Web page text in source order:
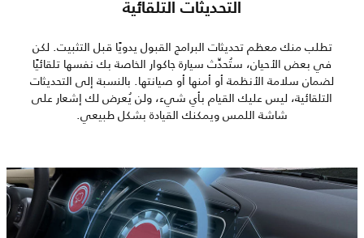
التحديثات التلقائية
تطلب منك معظم تحديثات البرامج القبول يدويًا قبل التثبيت. لكن
في بعض الأحيان، ستُحدِّث سيارة جاكوار الخاصة بك نفسها تلقائيًا
لضمان سلامة الأنظمة أو أمنها أو صيانتها. بالنسبة إلى التحديثات
التلقائية، ليس عليك القيام بأي شيء، ولن يُعرض لك إشعار على
شاشة اللمس ويمكنك القيادة بشكل طبيعي.